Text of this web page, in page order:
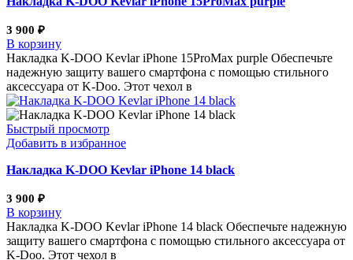
3 900 ₽
В корзину
Накладка K-DOO Kevlar iPhone 15ProMax purple Обеспечьте
надежную защиту вашего смартфона с помощью стильного
аксессуара от K-Doo. Этот чехол в
Быстрый просмотр
Добавить в избранное
Накладка K-DOO Kevlar iPhone 14 black
3 900 ₽
В корзину
Накладка K-DOO Kevlar iPhone 14 black Обеспечьте надежную
защиту вашего смартфона с помощью стильного аксессуара от
K-Doo. Этот чехол в